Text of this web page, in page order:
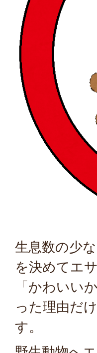
生息数の少
を決めてエ
「かわいい
った理由だ
す。